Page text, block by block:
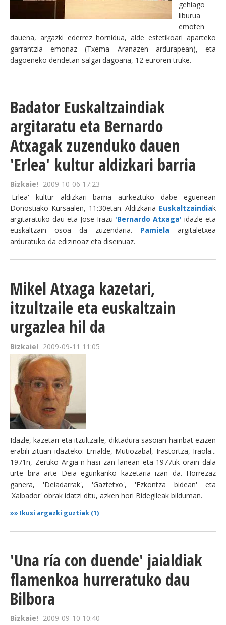
ARGAZKIAK
gehiago
liburua
emoten
dauena, argazki ederrez hornidua, alde estetikoari aparteko
garrantzia emonaz (Txema Aranazen ardurapean), eta
dagoeneko dendetan salgai dagoana, 12 euroren truke.
Badator Euskaltzaindiak
argitaratu eta Bernardo
Atxagak zuzenduko dauen
'Erlea' kultur aldizkari barria
Bizkaie! 2009-10-06 17:23
'Erlea' kultur aldizkari barria aurkeztuko dabe eguenean
Donostiako Kursaalen, 11:30etan. Aldizkaria Euskaltzaindiak
argitaratuko dau eta Jose Irazu 'Bernardo Atxaga' idazle eta
euskaltzain osoa da zuzendaria. Pamiela argitaletxea
arduratuko da edizinoaz eta diseinuaz.
Mikel Atxaga kazetari,
itzultzaile eta euskaltzain
urgazlea hil da
Bizkaie! 2009-09-11 11:05
Idazle, kazetari eta itzultzaile, diktadura sasoian hainbat ezizen
erabili zituan idazteko: Errialde, Mutiozabal, Irastortza, Iraola...
1971n, Zeruko Argia-n hasi zan lanean eta 1977tik orain dala
urte bira arte Deia egunkariko kazetaria izan da. Horrezaz
ganera, 'Deiadarrak', 'Gaztetxo', 'Ezkontza bidean' eta
'Xalbador' obrak idatzi ditu, azken hori Bidegileak bilduman.
»» Ikusi argazki guztiak (1)
'Una ría con duende' jaialdiak
flamenkoa hurreratuko dau
Bilbora
Bizkaie! 2009-09-10 10:40